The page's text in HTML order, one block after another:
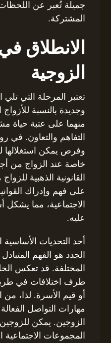
جميلة تُعبر عن
المشتركة.
الانطلاق
الزوجية
تعتبر المرحلة التي
وجديدة بالنسبة
منهما على عتبة حياة
التفاهم والتعاون. في
وفرص يمكن استغلالها
خاصة عند الزواج من
القانونية الذهبية
على فهم وإدراك
الاجتماعية، مما يشكل
عليه.
أحد التحديات الأساسية
الجدد هو الفهم
المختلفة. قد تعكس
طرف اختلافات في
أو قيم الأسرة. لذا،
مهارات التواصل
الزوجين. يمكن
المجموعات الاجتماعية